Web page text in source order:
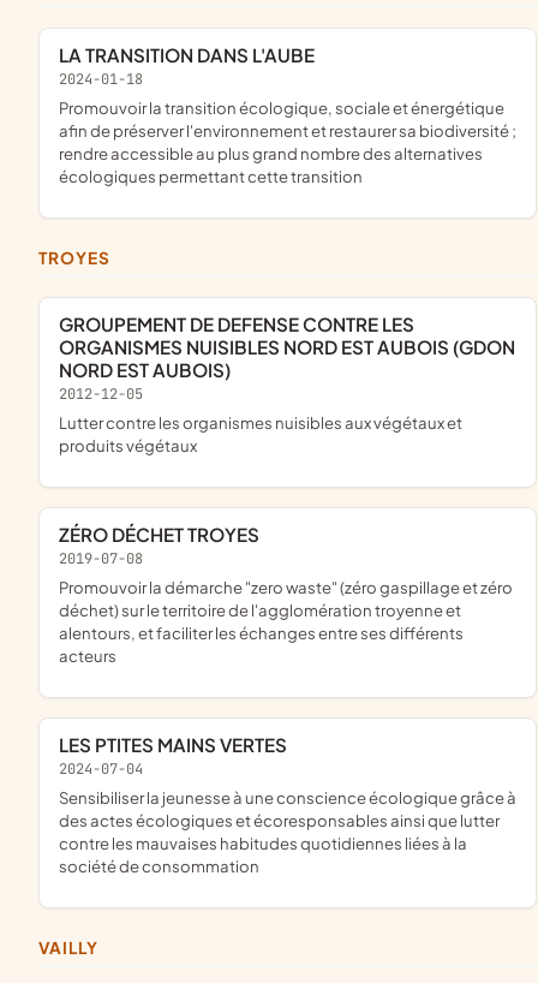
LA TRANSITION DANS L'AUBE
2024-01-18
promouvoir la transition écologique, sociale et énergétique
afin de préserver l'environnement et restaurer sa biodiversité ;
rendre accessible au plus grand nombre des alternatives
écologiques permettant cette transition
TROYES
GROUPEMENT DE DEFENSE CONTRE LES
ORGANISMES NUISIBLES NORD EST AUBOIS (GDON
NORD EST AUBOIS)
2012-12-05
Lutter contre les organismes nuisibles aux végétaux et
produits végétaux
ZÉRO DÉCHET TROYES
2019-07-08
promouvoir la démarche "zero waste" (zéro gaspillage et zéro
déchet) sur le territoire de l'agglomération troyenne et
alentours, et faciliter les échanges entre ses différents
acteurs
LES PTITES MAINS VERTES
2024-07-04
sensibiliser la jeunesse à une conscience écologique grâce à
des actes écologiques et écoresponsables ainsi que lutter
contre les mauvaises habitudes quotidiennes liées à la
société de consommation
VAILLY